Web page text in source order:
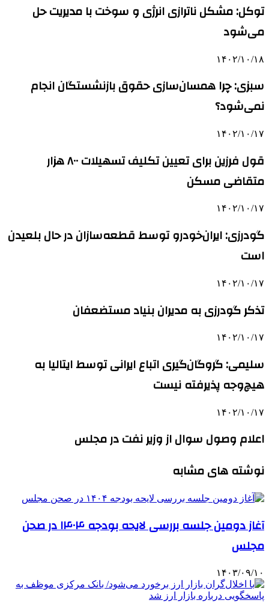
توکل: مشکل ناترازی انرژی و سوخت با مدیریت حل
می‌شود
۱۴۰۲/۱۰/۱۸
سبزی: چرا همسان‌سازی حقوق بازنشستگان انجام
نمی‌شود؟
۱۴۰۲/۱۰/۱۷
قول فرزین برای تعیین تکلیف تسهیلات ۸۰۰ هزار
متقاضی مسکن
۱۴۰۲/۱۰/۱۷
گودرزی: ایران‌خودرو توسط قطعه‌سازان در حال بلعیدن
است
۱۴۰۲/۱۰/۱۷
تذکر گودرزی به مدیران بنیاد مستضعفان
۱۴۰۲/۱۰/۱۷
سلیمی: گروگان‌گیری اتباع ایرانی توسط ایتالیا به
هیچ‌وجه پذیرفته نیست
۱۴۰۲/۱۰/۱۷
اعلام وصول سوال از وزیر نفت در مجلس
نوشته های مشابه
آغاز دومین جلسه بررسی لایحه بودجه ۱۴۰۴ در صحن
مجلس
۱۴۰۳/۰۹/۱۰